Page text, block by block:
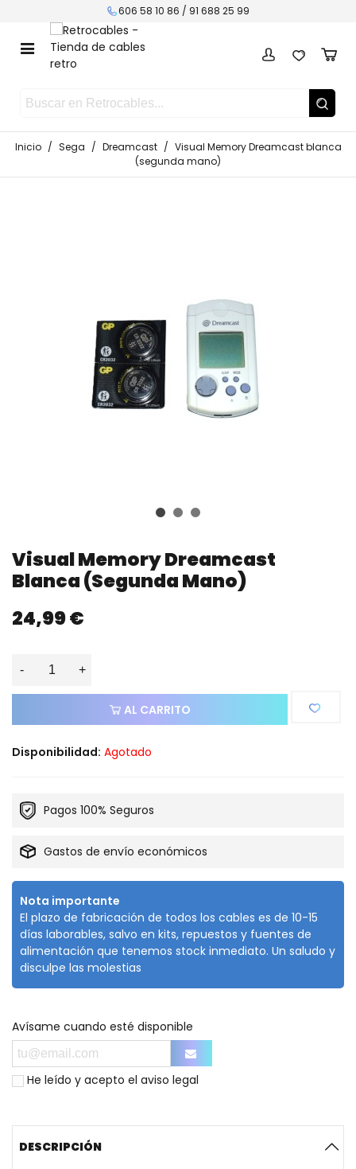
606 58 10 86 / 91 688 25 99
Inicio / Sega / Dreamcast / Visual Memory Dreamcast blanca
(segunda mano)
Visual Memory Dreamcast
Blanca (segunda Mano)
24,99 €
- +
AL CARRITO
Disponibilidad: Agotado
Pagos 100% Seguros
Gastos de envío económicos
Nota importante
El plazo de fabricación de todos los cables es de 10-15
días laborables, salvo en kits, repuestos y fuentes de
alimentación que tenemos stock inmediato. Un saludo y
disculpe las molestias
Avísame cuando esté disponible
He leído y acepto el aviso legal
DESCRIPCIÓN